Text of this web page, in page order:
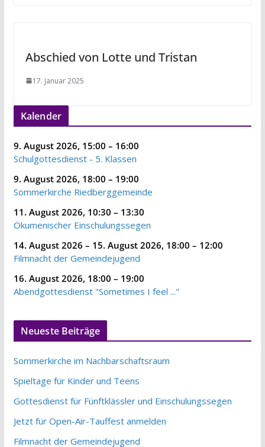
Abschied von Lotte und Tristan
17. Januar 2025
Kalender
9. August 2026, 15:00 – 16:00
Schulgottesdienst - 5. Klassen
9. August 2026, 18:00 – 19:00
Sommerkirche Riedberggemeinde
11. August 2026, 10:30 – 13:30
Ökumenischer Einschulungssegen
14. August 2026 – 15. August 2026, 18:00 – 12:00
Filmnacht der Gemeindejugend
16. August 2026, 18:00 – 19:00
Abendgottesdienst "Sometimes I feel ..."
Neueste Beiträge
Sommerkirche im Nachbarschaftsraum
Spieltage für Kinder und Teens
Gottesdienst für Fünftklässler und Einschulungssegen
Jetzt für Open-Air-Tauffest anmelden
Filmnacht der Gemeindejugend